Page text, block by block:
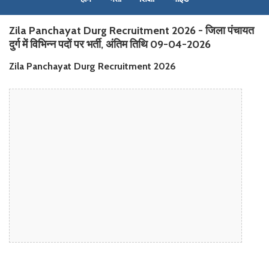
Zila Panchayat Durg Recruitment 2026 - जिला पंचायत
दुर्ग में विभिन्न पदों पर भर्ती, अंतिम तिथि 09-04-2026
Zila Panchayat Durg Recruitment 2026